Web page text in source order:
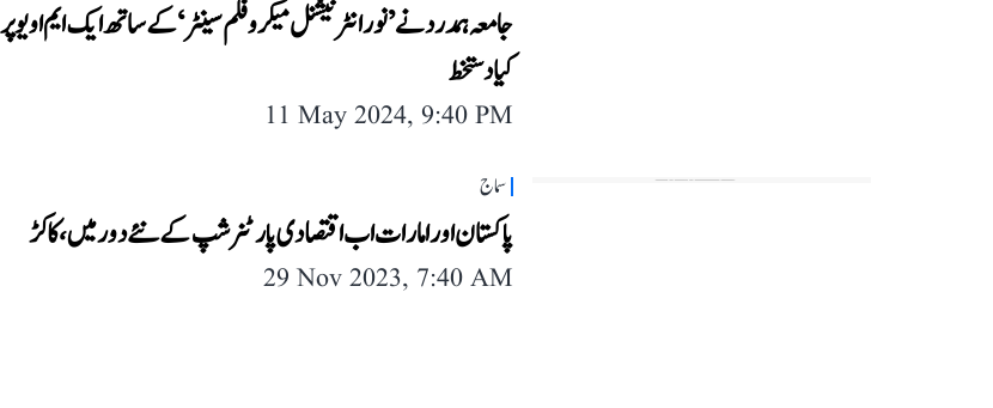
جامعہ ہمدرد نے ’نور انٹرنیشنل میکروفلم سینٹر‘ کے ساتھ ایک ایم او یو پر
کیا دستخط
11 May 2024, 9:40 PM
سماج
پاکستان اور امارات اب اقتصادی پارٹنرشپ کے نئے دور میں، کاکڑ
29 Nov 2023, 7:40 AM